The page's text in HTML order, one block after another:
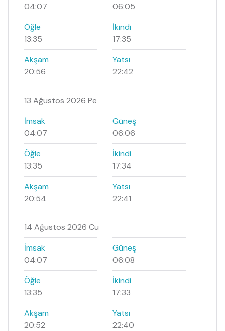
04:07
06:05
Öğle
13:35
İkindi
17:35
Akşam
20:56
Yatsı
22:42
13 Ağustos 2026 Pe
İmsak
04:07
Güneş
06:06
Öğle
13:35
İkindi
17:34
Akşam
20:54
Yatsı
22:41
14 Ağustos 2026 Cu
İmsak
04:07
Güneş
06:08
Öğle
13:35
İkindi
17:33
Akşam
20:52
Yatsı
22:40